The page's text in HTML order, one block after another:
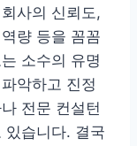
사의 신뢰도,
량 등을 꼼꼼
소수의 유명
악하고 진정
전문 컨설턴
있습니다. 결국